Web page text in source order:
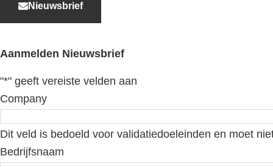
Nieuwsbrief
Aanmelden Nieuwsbrief
"*" geeft vereiste velden aan
Company
Dit veld is bedoeld voor validatiedoeleinden en moet
Bedrijfsnaam